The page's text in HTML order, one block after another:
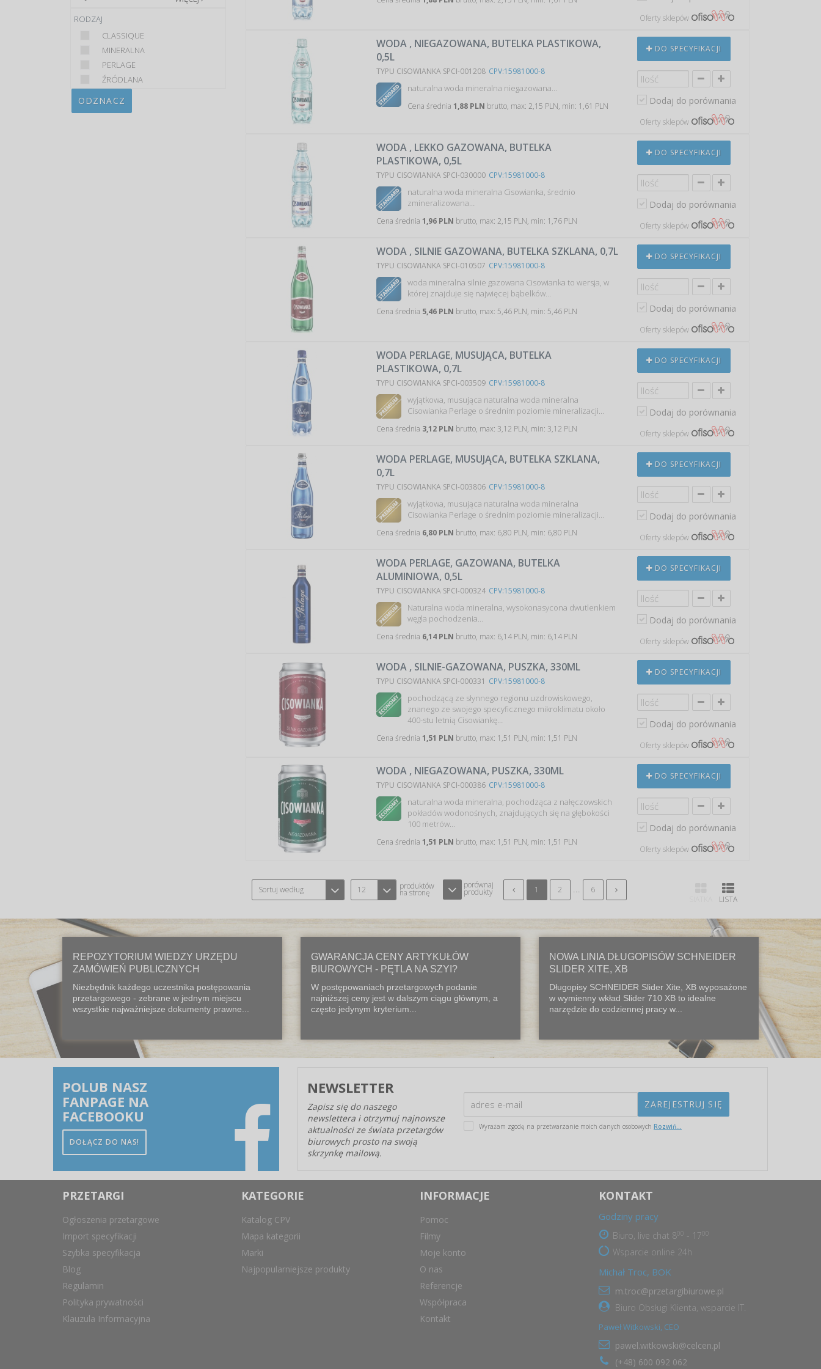
RODZAJ
CLASSIQUE
MINERALNA
PERLAGE
ŹRÓDLANA
ODZNACZ
Oferty sklepów
WODA , NIEGAZOWANA, BUTELKA PLASTIKOWA,
0,5L
TYPU CISOWIANKA SPCI-001208 CPV:15981000-8
naturalna woda mineralna niegazowana…
Cena średnia1,88 PLN brutto, max: 2,15 PLN, min: 1,61 PLN
DO SPECYFIKACJI
Dodaj do porównania
Oferty sklepów
WODA , LEKKO GAZOWANA, BUTELKA
PLASTIKOWA, 0,5L
TYPU CISOWIANKA SPCI-030000 CPV:15981000-8
naturalna woda mineralna Cisowianka, średnio
zmineralizowana…
Cena średnia1,96 PLN brutto, max: 2,15 PLN, min: 1,76 PLN
DO SPECYFIKACJI
Dodaj do porównania
Oferty sklepów
WODA , SILNIE GAZOWANA, BUTELKA SZKLANA, 0,7L
TYPU CISOWIANKA SPCI-010507 CPV:15981000-8
woda mineralna silnie gazowana Cisowianka to wersja, w
której znajduje się najwięcej bąbelków…
Cena średnia 5,46 PLN brutto, max: 5,46 PLN, min: 5,46 PLN
DO SPECYFIKACJI
Dodaj do porównania
Oferty sklepów
WODA PERLAGE, MUSUJĄCA, BUTELKA
PLASTIKOWA, 0,7L
TYPU CISOWIANKA SPCI-003509 CPV:15981000-8
wyjątkowa, musująca naturalna woda mineralna
Cisowianka Perlage o średnim poziomie mineralizacji…
Cena średnia 3,12 PLN brutto, max: 3,12 PLN, min: 3,12 PLN
DO SPECYFIKACJI
Dodaj do porównania
Oferty sklepów
WODA PERLAGE, MUSUJĄCA, BUTELKA SZKLANA,
0,7L
TYPU CISOWIANKA SPCI-003806 CPV:15981000-8
wyjątkowa, musująca naturalna woda mineralna
Cisowianka Perlage o średnim poziomie mineralizacji…
Cena średnia 6,80 PLN brutto, max: 6,80 PLN, min: 6,80 PLN
DO SPECYFIKACJI
Dodaj do porównania
Oferty sklepów
WODA PERLAGE, GAZOWANA, BUTELKA
ALUMINIOWA, 0,5L
TYPU CISOWIANKA SPCI-000324 CPV:15981000-8
Naturalna woda mineralna, wysokonasycona dwutlenkiem
węgla pochodzenia…
Cena średnia 6,14 PLN brutto, max: 6,14 PLN, min: 6,14 PLN
DO SPECYFIKACJI
Dodaj do porównania
Oferty sklepów
WODA , SILNIE-GAZOWANA, PUSZKA, 330ML
TYPU CISOWIANKA SPCI-000331 CPV:15981000-8
pochodzącą ze słynnego regionu uzdrowiskowego,
znanego ze swojego specyficznego mikroklimatu około
400-stu letnią Cisowiankę…
Cena średnia1,51 PLN brutto, max: 1,51 PLN, min: 1,51 PLN
DO SPECYFIKACJI
Dodaj do porównania
Oferty sklepów
WODA , NIEGAZOWANA, PUSZKA, 330ML
TYPU CISOWIANKA SPCI-000386 CPV:15981000-8
naturalna woda mineralna, pochodząca z nałęczowskich
pokładów wodonośnych, znajdujących się na głębokości
100 metrów…
Cena średnia1,51 PLN brutto, max: 1,51 PLN, min: 1,51 PLN
DO SPECYFIKACJI
Dodaj do porównania
Oferty sklepów
Sortuj według 12 produktów
na stronę
porównaj
produkty 1 2 ...
6
LISTA
REPOZYTORIUM WIEDZY URZĘDU
ZAMÓWIEŃ PUBLICZNYCH
Niezbędnik każdego uczestnika postępowania
przetargowego - zebrane w jednym miejscu
wszystkie najważniejsze dokumenty prawne...
GWARANCJA CENY ARTYKUŁÓW
BIUROWYCH - PĘTLA NA SZYI?
W postępowaniach przetargowych podanie
najniższej ceny jest w dalszym ciągu głównym, a
często jedynym kryterium...
NOWA LINIA DŁUGOPISÓW SCHNEIDER
SLIDER XITE, XB
Długopisy SCHNEIDER Slider Xite, XB wyposażone
w wymienny wkład Slider 710 XB to idealne
narzędzie do codziennej pracy w...
POLUB NASZ
FANPAGE NA
FACEBOOKU
DOŁĄCZ DO NAS!
NEWSLETTER
Zapisz się do naszego
newslettera i otrzymuj najnowsze
aktualności ze świata przetargów
biurowych prosto na swoją
skrzynkę mailową.
Wyrażam zgodę na przetwarzanie moich danych osobowych Rozwiń...
PRZETARGI
Ogłoszenia przetargowe
Import specyfikacji
Szybka specyfikacja
Blog
Regulamin
Polityka prywatności
Klauzula Informacyjna
KATEGORIE
Katalog CPV
Mapa kategorii
Marki
Najpopularniejsze produkty
INFORMACJE
Pomoc
Filmy
Moje konto
O nas
Referencje
Współpraca
Kontakt
KONTAKT
Godziny pracy
Biuro, live chat 8 - 17
Wsparcie online 24h
Michał Troc, BOK
m.troc@przetargibiurowe.pl
Biuro Obsługi Klienta, wsparcie IT.
Paweł Witkowski, CEO
pawel.witkowski@celcen.pl
(+48) 600 092 062